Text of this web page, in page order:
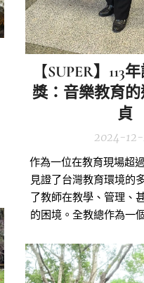
【SUPER】113
獎：音樂教育
貞
2024-
作為一位在教育現場超
見證了台灣教育環境的
了教師在教學、管理、
的困境。全教總作為一
要的平台，使教師們能
共同努力